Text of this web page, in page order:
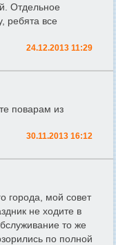
Отдельное
ребята все
24.12.2013 11:29
поварам из
30.11.2013 16:12
города, мой совет
не ходите в
то же
по полной